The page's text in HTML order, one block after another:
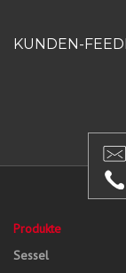
KUNDEN-
Produkte
Sessel